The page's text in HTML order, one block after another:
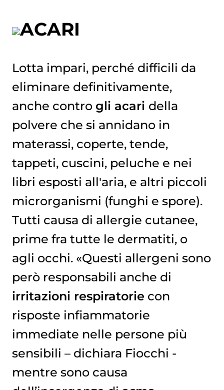
ACARI
Lotta impari, perché difficili da
eliminare definitivamente,
anche contro gli acari della
polvere che si annidano in
materassi, coperte, tende,
tappeti, cuscini, peluche e nei
libri esposti all'aria, e altri piccoli
microrganismi (funghi e spore).
Tutti causa di allergie cutanee,
prime fra tutte le dermatiti, o
agli occhi. «Questi allergeni sono
però responsabili anche di
irritazioni respiratorie con
risposte infiammatorie
immediate nelle persone più
sensibili – dichiara Fiocchi -
mentre sono causa